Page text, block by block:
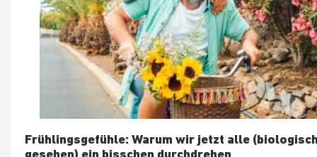
Frühlingsgefühle: Warum wir jetzt alle